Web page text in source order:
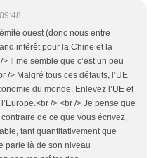
ouest (donc nous entre
intérêt pour la Chine et la
> Il me semble que c’est un peu
/> Malgré tous ces défauts, l’UE
du monde. Enlevez l’UE et
/> <br /> Je pense que
de ce que vous écrivez,
tant quantitativement que
parle là de son niveau